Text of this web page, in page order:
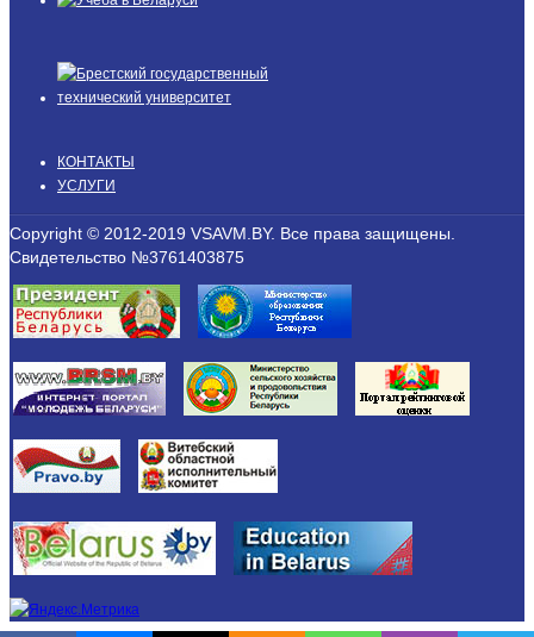
КОНТАКТЫ
УСЛУГИ
Copyright © 2012-2019 VSAVM.BY. Все права защищены.
Свидетельство №3761403875